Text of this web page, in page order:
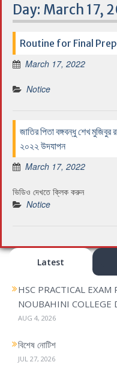
Day: March 17,
Routine for Final
March 17, 2022
Notice
জাতির পিতা বঙ্গবন্ধু শেখ মুজিবুর
২০২২ উদযাপন
March 17, 2022
ভিডিও দেখতে ক্লিক করুন
Notice
Latest
HSC PRACTICAL
NOUBAHINI COLLEGE
AUG 4, 2026
বিশেষ নোটিশ
JUL 27, 2026